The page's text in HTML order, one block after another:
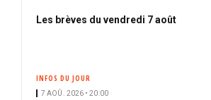
Les brèves du vendredi 7 août
INFOS DU JOUR
7 AOÛ. 2026 • 20:00